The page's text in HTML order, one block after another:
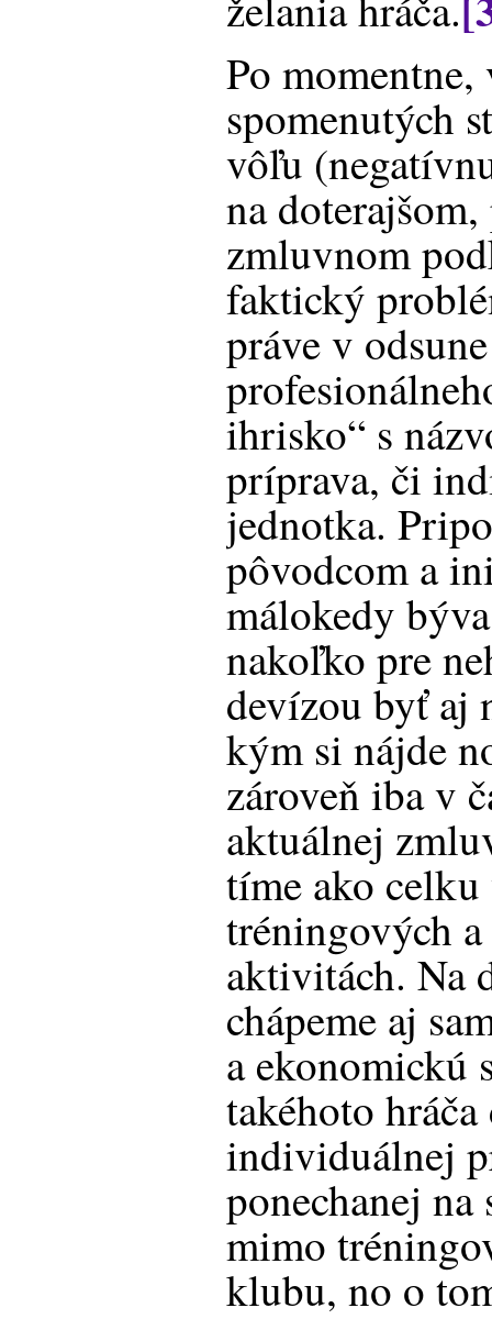
Po
spomenutých
vôľu
na
zmluvnom
faktický
práve v
ihrisko“ s
príprava, či
jednotka.
pôvodcom a
málokedy
nakoľko pre
devízou byť aj
kým si nájde
zároveň iba v
aktuálnej
tíme ako
tréningových
aktivitách. Na
chápeme aj
a ekonomickú
takéhoto
individuálnej
ponechanej
mimo
klubu, no o